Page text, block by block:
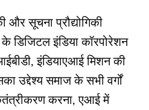
और सूचना प्रौद्योगिकी
डिजिटल इंडिया कॉरपोरेशन
इंडियाएआई मिशन की
उद्देश्य समाज के सभी वर्गों
करना, एआई में